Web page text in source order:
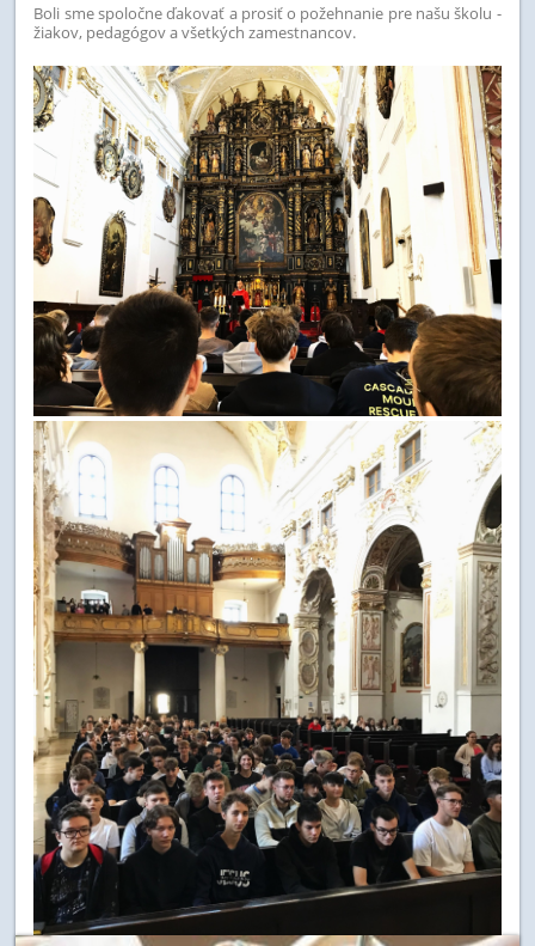
Boli sme spoločne ďakovať a prosiť o požehnanie pre našu školu -
žiakov, pedagógov a všetkých zamestnancov.